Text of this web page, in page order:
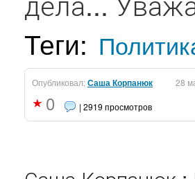
Теги:
Опубликовал:Саша Корпанюк 28
0 | 2919 просмотров